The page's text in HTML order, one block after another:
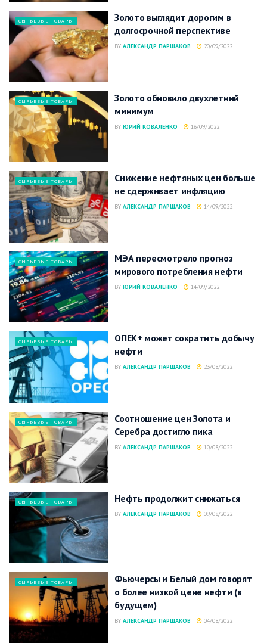
СЫРЬЕВЫЕ ТОВАРЫ
Золото выглядит дорогим в
долгосрочной перспективе
BY АЛЕКСАНДР ПАРШАКОВ 20/09/2022
СЫРЬЕВЫЕ ТОВАРЫ
Золото обновило двухлетний
минимум
BY ЮРИЙ КОВАЛЕНКО 16/09/2022
СЫРЬЕВЫЕ ТОВАРЫ
Снижение нефтяных цен больше
не сдерживает инфляцию
BY АЛЕКСАНДР ПАРШАКОВ 14/09/2022
СЫРЬЕВЫЕ ТОВАРЫ
МЭА пересмотрело прогноз
мирового потребления нефти
BY ЮРИЙ КОВАЛЕНКО 14/09/2022
СЫРЬЕВЫЕ ТОВАРЫ
ОПЕК+ может сократить добычу
нефти
BY АЛЕКСАНДР ПАРШАКОВ 23/08/2022
СЫРЬЕВЫЕ ТОВАРЫ
Соотношение цен Золота и
Серебра достигло пика
BY АЛЕКСАНДР ПАРШАКОВ 10/08/2022
СЫРЬЕВЫЕ ТОВАРЫ Нефть продолжит снижаться
BY АЛЕКСАНДР ПАРШАКОВ 09/08/2022
СЫРЬЕВЫЕ ТОВАРЫ
Фьючерсы и Белый дом говорят
о более низкой цене нефти (в
будущем)
BY АЛЕКСАНДР ПАРШАКОВ 04/08/2022